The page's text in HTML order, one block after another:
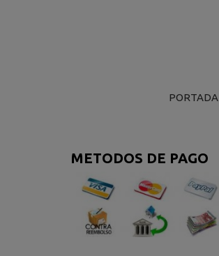
PORTADA
METODOS DE PAGO